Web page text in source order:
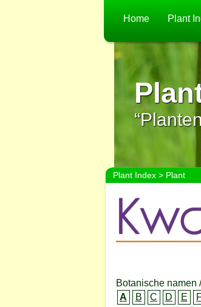
Home Plant
Plant Index> Plant
Botanische namen
A
B C D E